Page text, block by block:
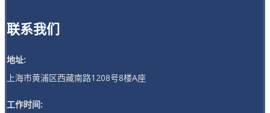
联系我们
地址:
上海市黄浦区西藏南路1208号8楼A座
工作时间: